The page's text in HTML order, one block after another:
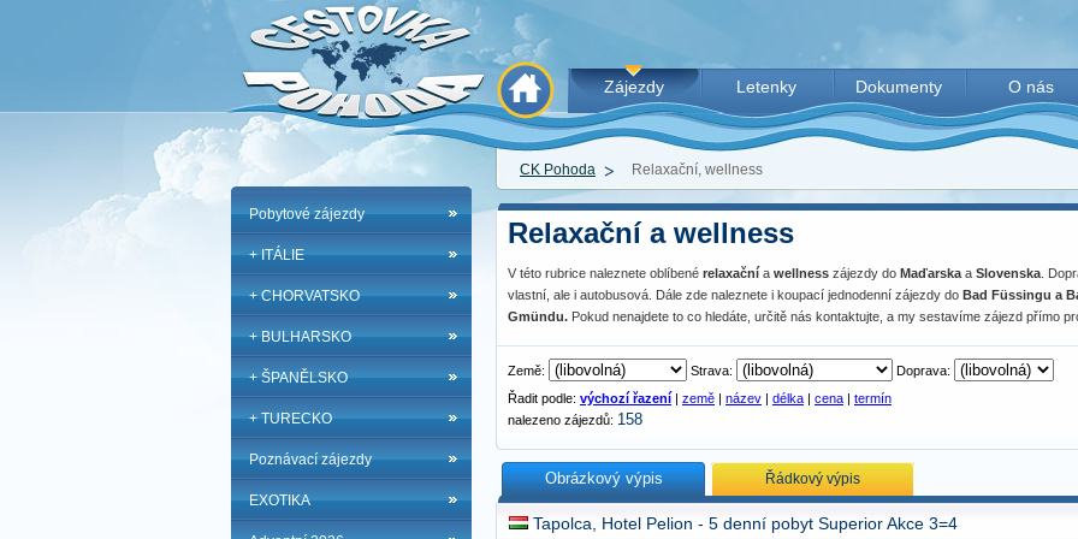
Zájezdy Letenky Dokumenty O nás
CK Pohoda Relaxační, wellness
Pobytové zájezdy
+ ITÁLIE
+ CHORVATSKO
+ BULHARSKO
+ ŠPANĚLSKO
+ TURECKO
Poznávací zájezdy
EXOTIKA
Relaxační a wellness
V této rubrice naleznete oblíbené relaxační a wellness zájezdy do Maďarska a Slovenska .
vlastní, ale i autobusová. Dále zde naleznete i koupací jednodenní zájezdy do Bad Füssingu a
Gmündu. Pokud nenajdete to co hledáte, určitě nás kontaktujte, a my sestavíme zájezd přímo
Země: Strava:
Doprava:
Řadit podle: výchozí řazení | země | název | délka | cena | termín
nalezeno zájezdů: 158
Obrázkový výpis Řádkový výpis
Tapolca, Hotel Pelion - 5 denní pobyt Superior Akce 3=4